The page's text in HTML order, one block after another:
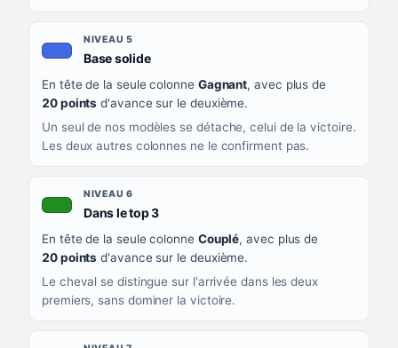
NIVEAU 5
Base solide, couleur bleu roi
En tête de la seule colonne Gagnant, avec plus de
20 points d'avance sur le deuxième.
Un seul de nos modèles se détache, celui de la victoire.
Les deux autres colonnes ne le confirment pas.
NIVEAU 6
Dans le top 3, couleur verte
En tête de la seule colonne Couplé, avec plus de
20 points d'avance sur le deuxième.
Le cheval se distingue sur l'arrivée dans les deux
premiers, sans dominer la victoire.